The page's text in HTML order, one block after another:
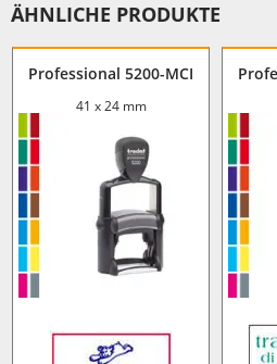
ÄHNLICHE PRODUKTE
Professional 5200-MCI
41 x 24 mm